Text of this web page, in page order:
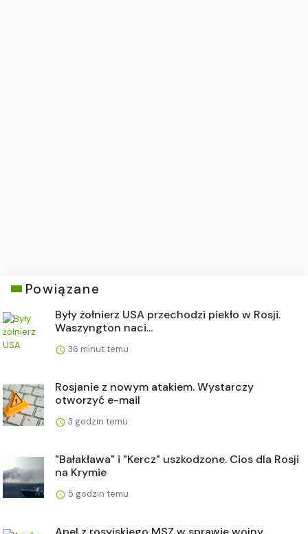
Powiązane
Były żołnierz USA przechodzi piekło w Rosji.
Waszyngton naci...
36 minut temu
Rosjanie z nowym atakiem. Wystarczy
otworzyć e-mail
3 godzin temu
"Bałakława" i "Kercz" uszkodzone. Cios dla Rosji
na Krymie
5 godzin temu